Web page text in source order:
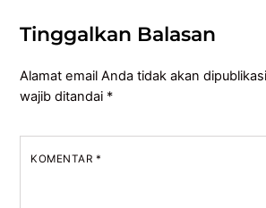
Tinggalkan Balasan
Alamat email Anda tidak akan
wajib ditandai *
KOMENTAR *